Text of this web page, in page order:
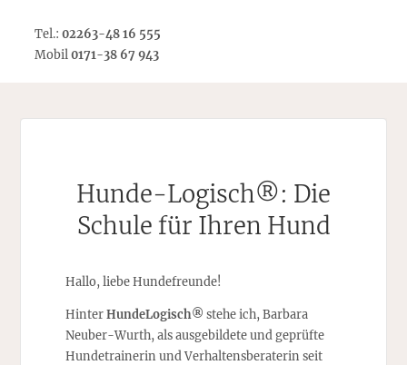
Tel.:02263-48 16 555
Mobil0171-38 67 943
Hunde-Logisch®: Die
Schule für Ihren Hund
Hallo, liebe Hundefreunde!
HinterHundeLogisch® stehe ich, Barbara
Neuber-Wurth, als ausgebildete und geprüfte
Hundetrainerin und Verhaltensberaterin seit